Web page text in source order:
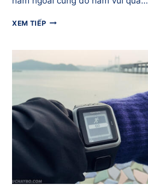
XEM TIẾPKỂ
Ở
LẦN
ĐẦU
TRẢI
NGHIỆM
ULTRABOOST